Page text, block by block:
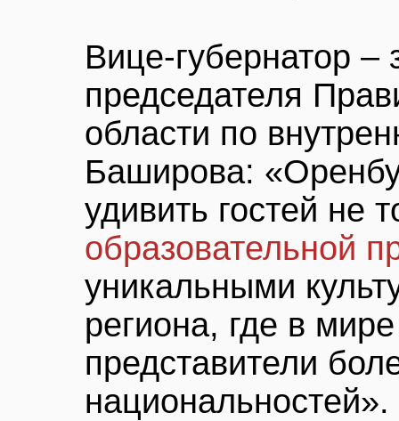
Вице-губернатор –
председателя
области по
Баширова:
удивить гостей не
образовательной
уникальными
региона, где в
представители
национальностей».